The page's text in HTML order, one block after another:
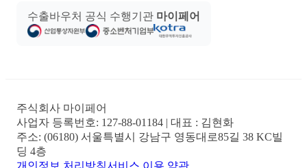
수출바우처 공식 수행기관 마이페어
주식회사 마이페어
사업자 등록번호: 127-88-01184 | 대표 : 김현화
주소: (06180) 서울특별시 강남구 영동대로85길 38 KC빌
딩 4층
개인정보 처리방침서비스 이용 약관